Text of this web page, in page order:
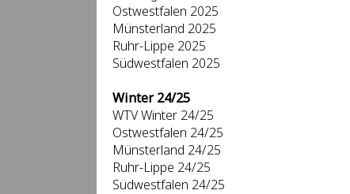
Ostwestfalen 2025
Münsterland 2025
Ruhr-Lippe 2025
Südwestfalen 2025
Winter 24/25
WTV Winter 24/25
Ostwestfalen 24/25
Münsterland 24/25
Ruhr-Lippe 24/25
Südwestfalen 24/25